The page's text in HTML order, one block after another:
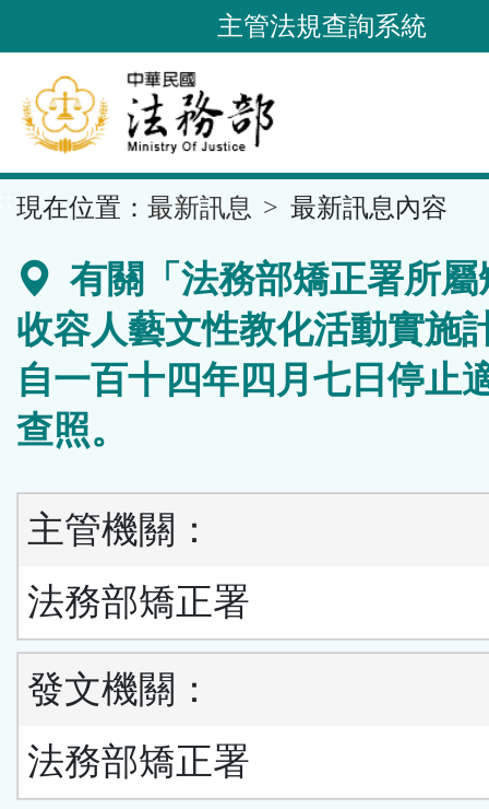
到
要
內
容
區
主管法規查詢系統
現在位置： 最新訊息 最新訊息內容
有關「法務部矯正署所屬
收容人藝文性教化活動實施
自一百十四年四月七日停止
查照。
主管機關：
法務部矯正署
發文機關：
法務部矯正署